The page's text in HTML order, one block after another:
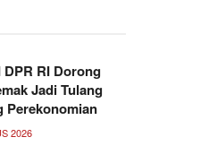
DPR RI Dorong
Jadi Tulang
Perekonomian
2026